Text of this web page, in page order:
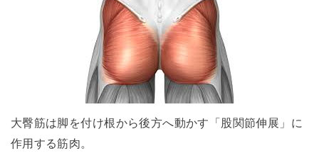
大臀筋は脚を付け根から後方へ動かす「股関節伸展」に
作用する筋肉。